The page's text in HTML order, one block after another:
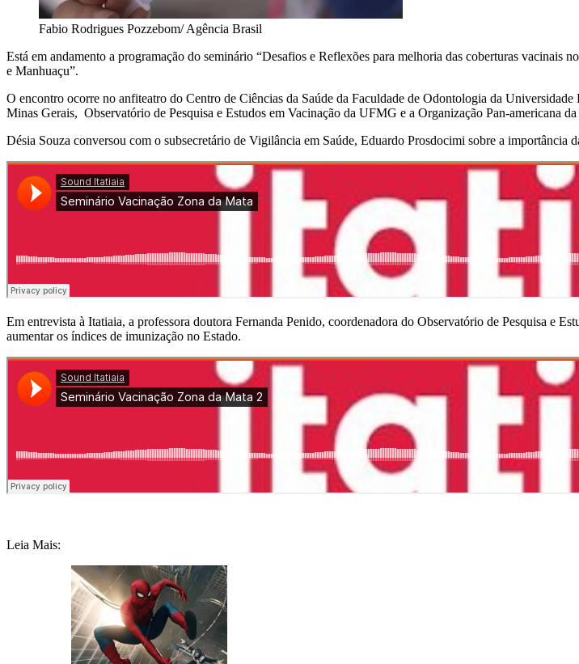
Fabio Rodrigues Pozzebom/ Agência Brasil
Está em andamento a programação do seminário “Desafios e Reflexões para melhoria das coberturas
e Manhuaçu”.
O encontro ocorre no anfiteatro do Centro de Ciências da Saúde da Faculdade de Odontologia da
Minas Gerais, Observatório de Pesquisa e Estudos em Vacinação da UFMG e a Organização Pan-americana
Désia Souza conversou com o subsecretário de Vigilância em Saúde, Eduardo Prosdocimi sobre a importância
Em entrevista à Itatiaia, a professora doutora Fernanda Penido, coordenadora do Observatório de Pesquisa e
aumentar os índices de imunização no Estado.
Leia Mais: